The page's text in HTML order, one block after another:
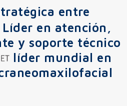
entre
Líder en atención,
y soporte técnico
líder mundial en